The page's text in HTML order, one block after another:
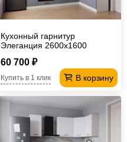
Кухонный гарнитур
Элеганция 2600х1600
60 700 ₽
В корзину
Купить в 1 клик